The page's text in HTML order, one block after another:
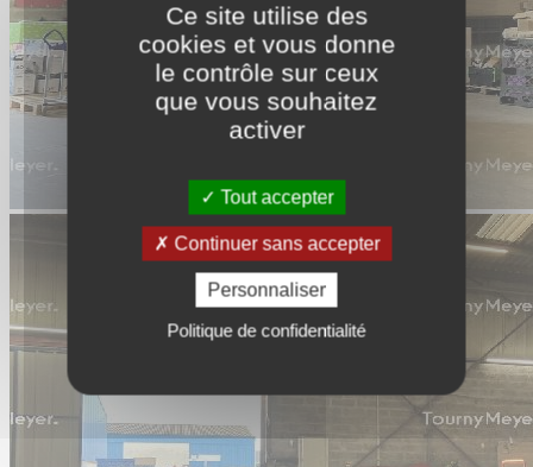
Ce site utilise des
cookies et vous donne
le contrôle sur ceux
que vous souhaitez
activer
Tout accepter
Continuer sans accepter
Personnaliser
Politique de confidentialité